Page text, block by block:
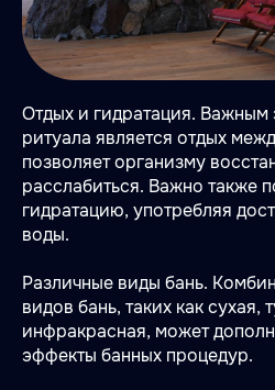
Отдых и гидратация. Важным
ритуала является отдых
позволяет организму
расслабиться. Важно также
гидратацию, употребляя
воды.
Различные виды бань.
видов бань, таких как сухая,
инфракрасная, может
эффекты банных процедур.